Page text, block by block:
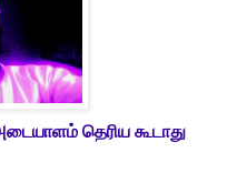
தெரிய கூடாது